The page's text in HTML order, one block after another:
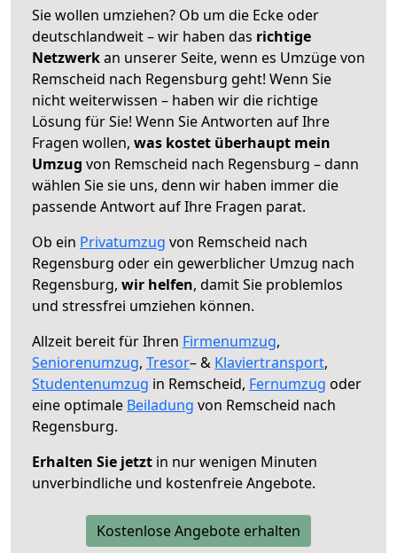
Sie wollen umziehen? Ob um die Ecke oder
deutschlandweit – wir haben das richtige
Netzwerkan unserer Seite, wenn es Umzüge von
Remscheid nach Regensburg geht! Wenn Sie
nicht weiterwissen – haben wir die richtige
Lösung für Sie! Wenn Sie Antworten auf Ihre
Fragen wollen, was kostet überhaupt mein
Umzug von Remscheid nach Regensburg – dann
wählen Sie sie uns, denn wir haben immer die
passende Antwort auf Ihre Fragen parat.
Ob ein Privatumzug von Remscheid nach
Regensburg oder ein gewerblicher Umzug nach
Regensburg, wir helfen, damit Sie problemlos
und stressfrei umziehen können.
Allzeit bereit für Ihren Firmenumzug,
Seniorenumzug, Tresor– & Klaviertransport,
Studentenumzug in Remscheid, Fernumzug oder
eine optimale Beiladung von Remscheid nach
Regensburg.
Erhalten Sie jetzt in nur wenigen Minuten
unverbindliche und kostenfreie Angebote.
Kostenlose Angebote erhalten